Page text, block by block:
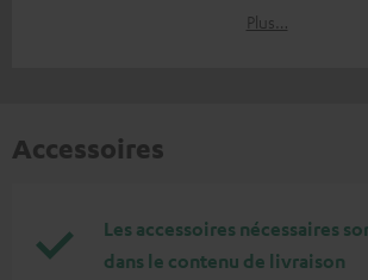
Plus…
Accessoires
Les accessoires nécessaires
dans le contenu de livraison